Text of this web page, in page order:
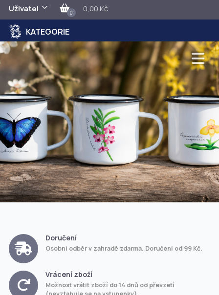
Uživatel 0 0,00 Kč
KATEGORIE
Doručení
Osobní odběr v zahradě zdarma. Doručení od 99 Kč.
Vrácení zboží
Možnost vrátit zboží do 14 dnů od převzetí